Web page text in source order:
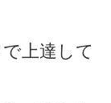
上達して